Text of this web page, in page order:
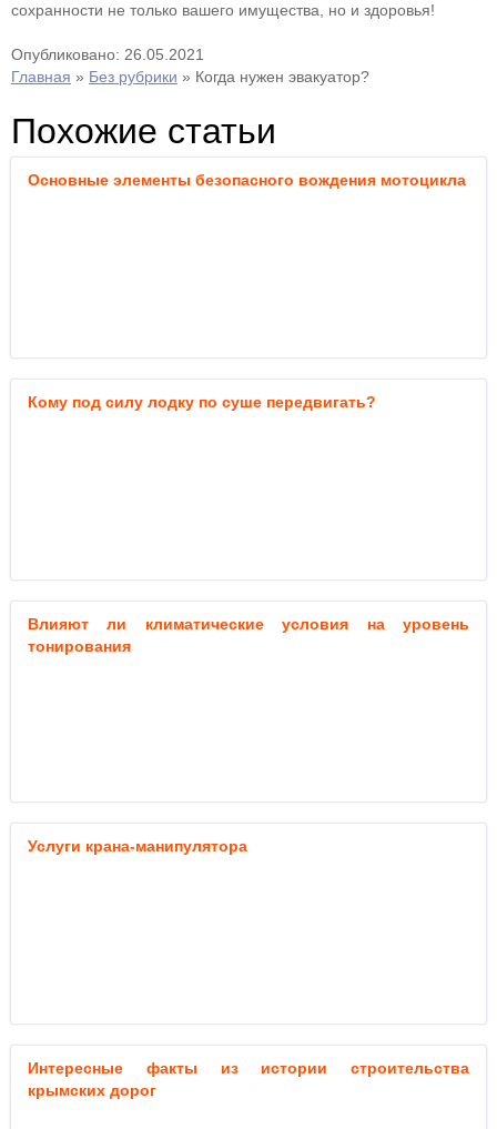
сохранности не только вашего имущества, но и здоровья!
Опубликовано: 26.05.2021
Главная » Без рубрики » Когда нужен эвакуатор?
Похожие статьи
Основные элементы безопасного вождения мотоцикла
Кому под силу лодку по суше передвигать?
Влияют ли климатические условия на уровень
тонирования
Услуги крана-манипулятора
Интересные факты из истории строительства
крымских дорог